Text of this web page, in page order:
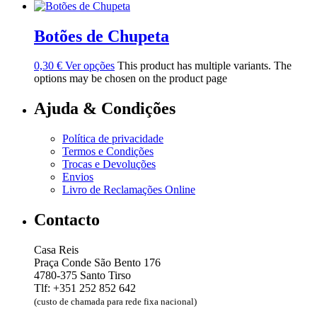
Botões de Chupeta
0,30 € Ver opções This product has multiple variants. The
options may be chosen on the product page
Ajuda & Condições
Política de privacidade
Termos e Condições
Trocas e Devoluções
Envios
Livro de Reclamações Online
Contacto
Casa Reis
Praça Conde São Bento 176
4780-375 Santo Tirso
Tlf: +351 252 852 642
(custo de chamada para rede fixa nacional)